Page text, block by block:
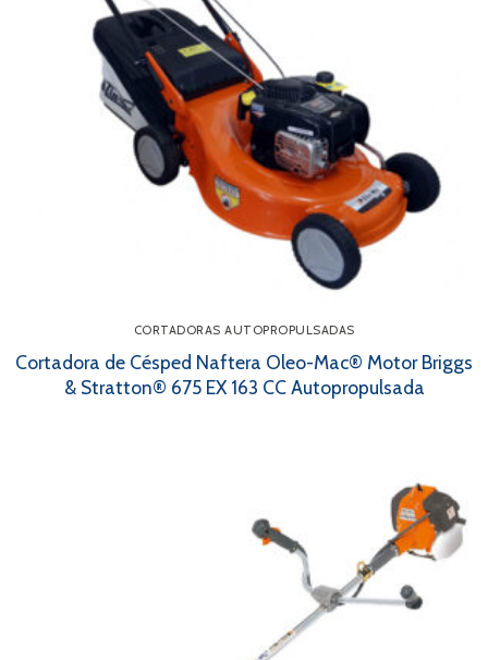
CORTADORAS AUTOPROPULSADAS
Cortadora de Césped Naftera Oleo-Mac® Motor Briggs
& Stratton® 675 EX 163 CC Autopropulsada